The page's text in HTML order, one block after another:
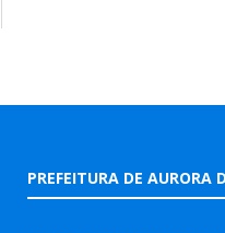
PREFEITURA DE AURORA